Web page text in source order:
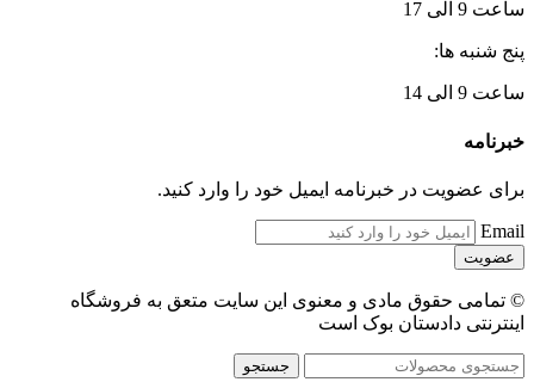
ساعت 9 الی 17
پنج شنبه ها:
ساعت 9 الی 14
خبرنامه
برای عضویت در خبرنامه ایمیل خود را وارد کنید.
Email
© تمامی حقوق مادی و معنوی این سایت متعق به فروشگاه
اینترنتی دادستان بوک است
جستجو